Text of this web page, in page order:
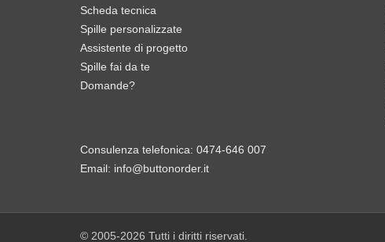
Scheda tecnica
Spille personalizzate
Assistente di progetto
Spille fai da te
Domande?
Consulenza telefonica: 0474-646 007
Email: info@buttonorder.it
© 2005-2026 Tutti i diritti riservati.